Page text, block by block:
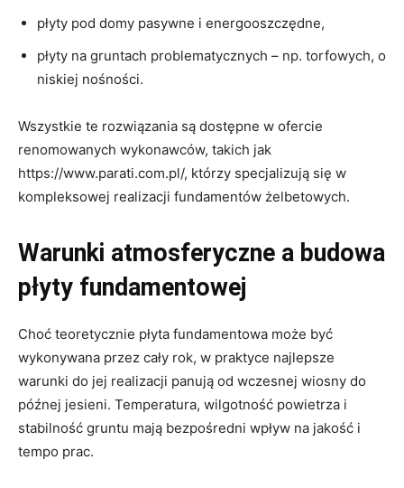
płyty pod domy pasywne i energooszczędne,
płyty na gruntach problematycznych – np. torfowych, o
niskiej nośności.
Wszystkie te rozwiązania są dostępne w ofercie
renomowanych wykonawców, takich jak
https://www.parati.com.pl/, którzy specjalizują się w
kompleksowej realizacji fundamentów żelbetowych.
Warunki atmosferyczne a budowa
płyty fundamentowej
Choć teoretycznie płyta fundamentowa może być
wykonywana przez cały rok, w praktyce najlepsze
warunki do jej realizacji panują od wczesnej wiosny do
późnej jesieni. Temperatura, wilgotność powietrza i
stabilność gruntu mają bezpośredni wpływ na jakość i
tempo prac.